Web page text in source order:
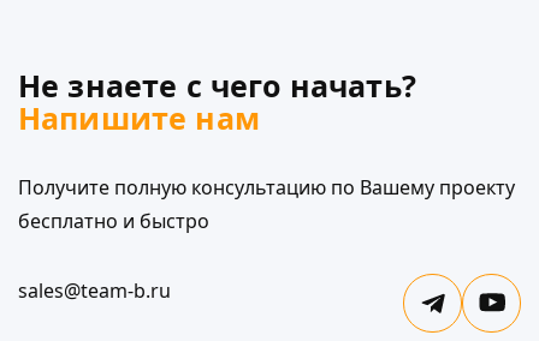
Не знаете с чего начать?
Напишите нам
Получите полную консультацию по Вашему проекту
бесплатно и быстро
sales@team-b.ru